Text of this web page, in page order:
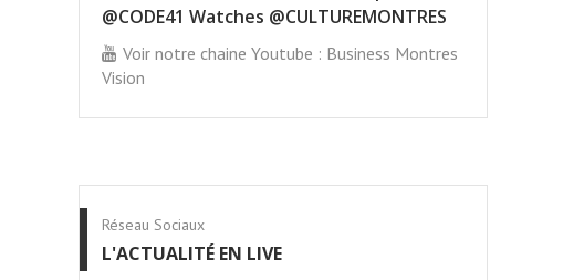
@CODE41 Watches @CULTUREMONTRES
Voir notre chaine Youtube : Business Montres
Vision
Réseau Sociaux
L'ACTUALITÉ EN LIVE